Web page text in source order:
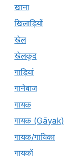
खाना
खिलाड़ियों
खेल
खेलकूद
गाड़ियां
गानेबाज
गायक
गायक (Gāyak)
गायक/गायिका
गायकों